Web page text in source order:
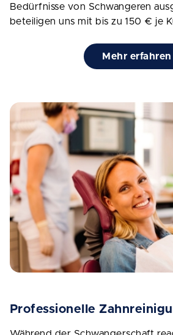
Bedürfnisse von Schwangeren
beteiligen uns mit bis zu 150 € je
Mehr erfahren
Professionelle